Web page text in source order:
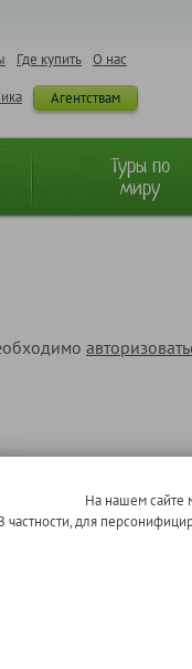
О нас
Где купить
Агентствам
Туры по
миру
На нашем сайте
частности, для